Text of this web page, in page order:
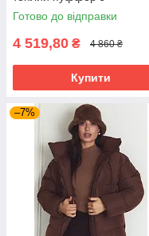
капюшоном на синтепусі,
розміри 42-52 біла
Готово до відправки
4 519,80 ₴ 4 860 ₴
Купити
–7%